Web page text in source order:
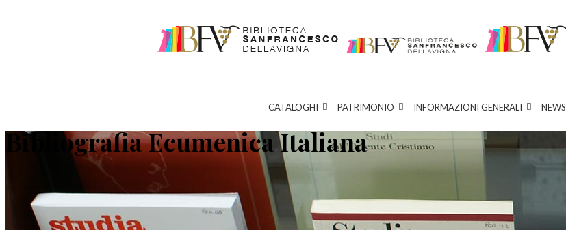
CATALOGHI PATRIMONIO INFORMAZIONI GENERALI NEWS
Bibliografia Ecumenica Italiana